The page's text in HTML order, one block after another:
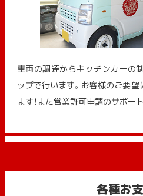
車両の調達からキッチンカーの
ップで行います。お客様のご要
ます！また営業許可申請のサポー
各種お